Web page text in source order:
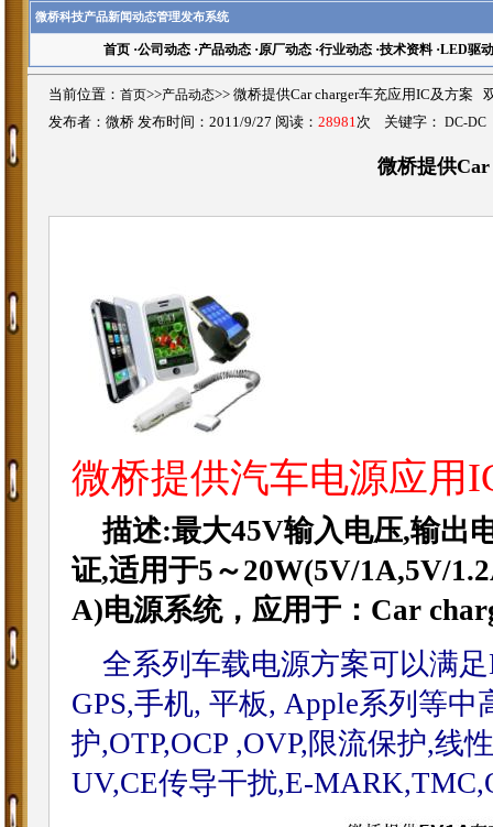
微桥科技产品新闻动态管理发布系统
首页·公司动态·产品动态·原厂动态·行业动态·技术资料·LED驱动
当前位置： 首页>>产品动态>> 微桥提供Car charger车充应用IC及方案
发布者：微桥 发布时间：2011/9/27 阅读： 28981 次 关键字： DC-DC
微桥提供
微桥提供汽车电源应用
描述:最大45V输入电压,输出
证,适用于5～20W(5V/1A,5V/
A)电源系统， 应用于： Car
全系列车载电源方案可以满
GPS,手机, 平板, Apple系列等
护,OTP,OCP ,OVP,限流保护,线
UV,CE传导干扰,E-